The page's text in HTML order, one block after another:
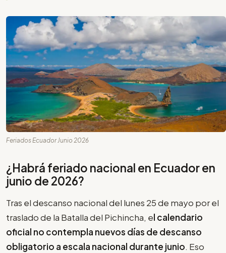
Feriados Ecuador Junio 2026
¿Habrá feriado nacional en Ecuador en
junio de 2026?
Tras el descanso nacional del lunes 25 de mayo por el
traslado de la Batalla del Pichincha, el calendario
oficial no contempla nuevos días de descanso
obligatorio a escala nacional durante junio. Eso